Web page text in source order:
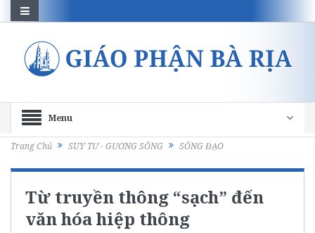
Menu
Trang Chủ SUY TƯ - GƯƠNG SỐNG SỐNG ĐẠO
Từ truyền thông “sạch” đến
văn hóa hiệp thông